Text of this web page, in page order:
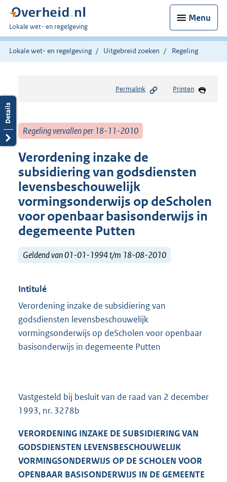
Menu
U
bent
hier:
Lokale wet- en regelgeving
Lokale wet- en regelgeving Uitgebreid zoeken Regeling
Permalink Printen
Regeling vervallen per 18-11-2010
Verordening inzake de
subsidiering van godsdiensten
levensbeschouwelijk
vormingsonderwijs op deScholen
voor openbaar basisonderwijs in
degemeente Putten
Geldend van 01-01-1994 t/m 18-08-2010
Intitulé
Verordening inzake de subsidiering van
godsdiensten levensbeschouwelijk
vormingsonderwijs op deScholen voor openbaar
basisonderwijs in degemeente Putten
Vastgesteld bij besluit van de raad van 2 december
1993, nr. 3278b
VERORDENING INZAKE DE SUBSIDIERING VAN
GODSDIENSTEN LEVENSBESCHOUWELIJK
VORMINGSONDERWIJS OP DE SCHOLEN VOOR
OPENBAAR BASISONDERWIJS IN DE GEMEENTE